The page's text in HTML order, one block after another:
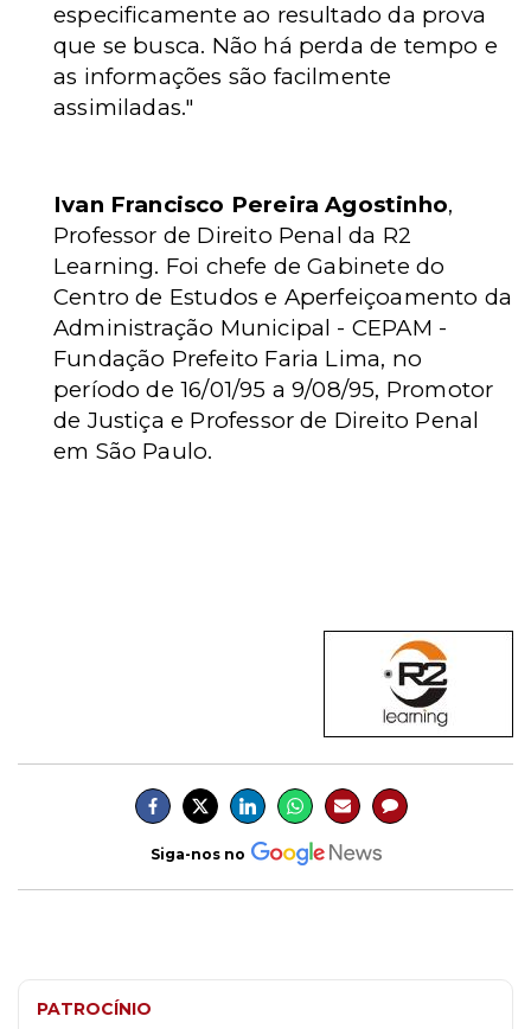
especificamente ao resultado da prova
que se busca. Não há perda de tempo e
as informações são facilmente
assimiladas."
Ivan Francisco Pereira Agostinho,
Professor de Direito Penal da R2
Learning. Foi chefe de Gabinete do
Centro de Estudos e Aperfeiçoamento da
Administração Municipal - CEPAM -
Fundação Prefeito Faria Lima, no
período de 16/01/95 a 9/08/95, Promotor
de Justiça e Professor de Direito Penal
em São Paulo.
Siga-nos no
PATROCÍNIO